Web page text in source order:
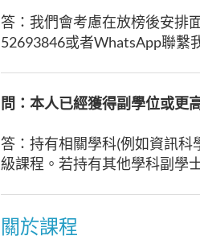
答：我們會考慮在放榜後安排
52693846或者WhatsApp聯繫
問：本人已經獲得副學位或更
答：持有相關學科(例如資訊
級課程。若持有其他學科副學
關於課程